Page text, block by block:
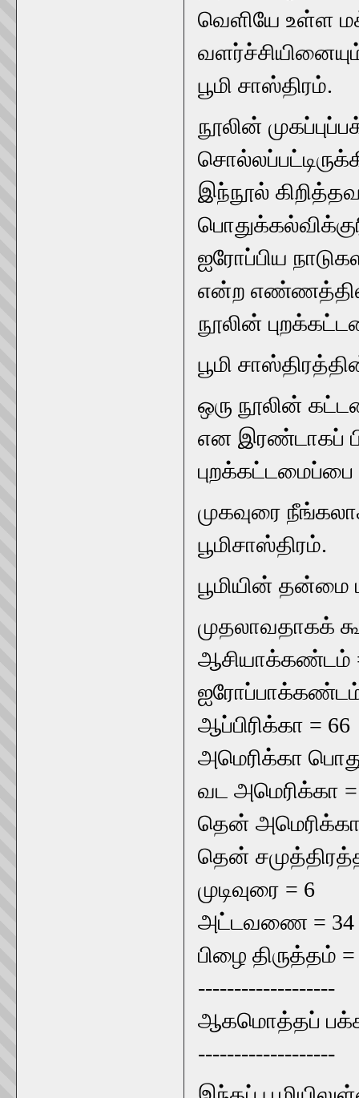
வெளியே உள்ள
பூமி சாஸ்திரம்.
நூலின்
இந்நூல்
ஐரோப்பிய
என்ற எண்ணத்தில்
நூலின்
பூமி
ஒரு நூலின்
என இரண்டாகப்
முகவுரை
பூமிசாஸ்திரம்.
பூமியின் தன்மை
முதலாவதாகக்
ஆசியாக்கண்டம்
ஐரோப்பாக்கண்டம்
ஆப்பிரிக்கா = 66
அமெரிக்கா
வட அமெரிக்கா =
தென் அமெரிக்கா
தென்
முடிவுரை = 6
அட்டவணை = 34
பிழை திருத்தம் =
-------------------
ஆகமொத்தப்
-------------------